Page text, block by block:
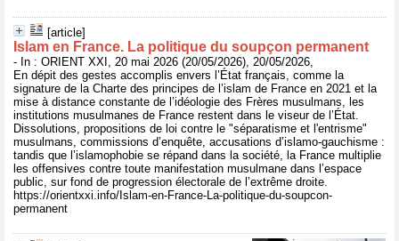
[article]
Islam en France. La politique du soupçon permanent
- In : ORIENT XXI, 20 mai 2026 (20/05/2026), 20/05/2026,
En dépit des gestes accomplis envers l’État français, comme la
signature de la Charte des principes de l’islam de France en 2021 et la
mise à distance constante de l’idéologie des Frères musulmans, les
institutions musulmanes de France restent dans le viseur de l’État.
Dissolutions, propositions de loi contre le "séparatisme et l'entrisme"
musulmans, commissions d’enquête, accusations d’islamo-gauchisme :
tandis que l’islamophobie se répand dans la société, la France multiplie
les offensives contre toute manifestation musulmane dans l’espace
public, sur fond de progression électorale de l’extrême droite.
https://orientxxi.info/Islam-en-France-La-politique-du-soupcon-
permanent